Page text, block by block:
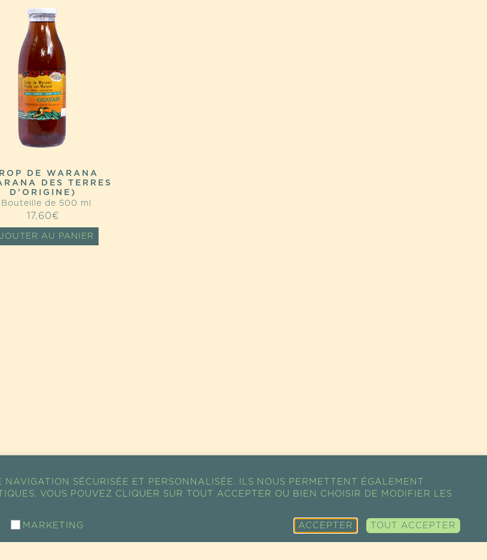
DE WARANA
DES TERRES
D’ORIGINE)
de 500 ml
17,60€
AU PANIER
SÉCURISÉE ET PERSONNALISÉE. ILS NOUS PERMETTENT ÉGALEMENT
VOUS POUVEZ CLIQUER SUR TOUT ACCEPTER OU BIEN CHOISIR DE MODIFIER LES
MARKETING ACCEPTER TOUT ACCEPTER